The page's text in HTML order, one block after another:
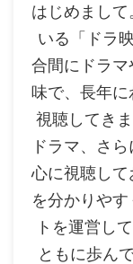
はじめまし
いる「ドラ
合間にドラ
味で、長年
視聴してき
ドラマ、さ
心に視聴し
を分かりや
トを運営し
ともに歩ん